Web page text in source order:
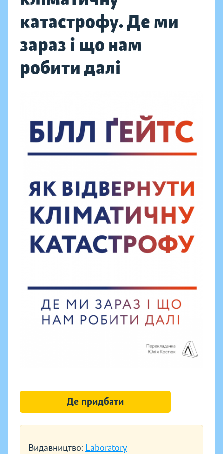
катастрофу. Де ми
зараз і що нам
робити далі
Видавництво: Laboratory
Де придбати